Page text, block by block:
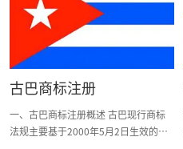
的要素有文字、名称、图形、字母、颜
色、三维标志等。 若申请人非秘鲁居
住的，须委托本国专门的代理人办理。
商标申请所需的基本材料为： 1.商标图
样； 2.具体类别及商品/服务项目； 3.
申请人名义及地址； 4.若声明优先权
的，需提供优先权证明文件及对应的西
班牙语翻译件； 5.委托书。 申请注册
秘鲁商标的主要流程为： 申请一受理
标注册用商品和服务国际分类尼斯协
定》、《保护原产地名称及其国际注册
里斯本协定》和世界知识产权组织的成
员国。国家英文缩写：MX，官方语言
为西班牙语。 二、申请人主体资格 任
标注册申请。 三、 商标注册申请所需
提交的资料 1.委托书 2.申请书 3.缴纳
古巴商标注册
一、古巴商标注册概述 古巴现行商标
法规主要基于2000年5月2日生效的